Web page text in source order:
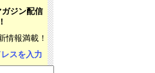
ジン配信
情報満載！
スを入力